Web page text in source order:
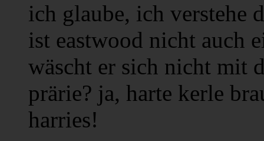
ich glaube, ich
ist eastwood nicht auch
wäscht er sich nicht mit
prärie? ja, harte kerle
harries!